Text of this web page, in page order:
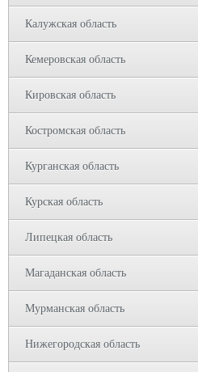
Калужская область
Кемеровская область
Кировская область
Костромская область
Курганская область
Курская область
Липецкая область
Магаданская область
Мурманская область
Нижегородская область